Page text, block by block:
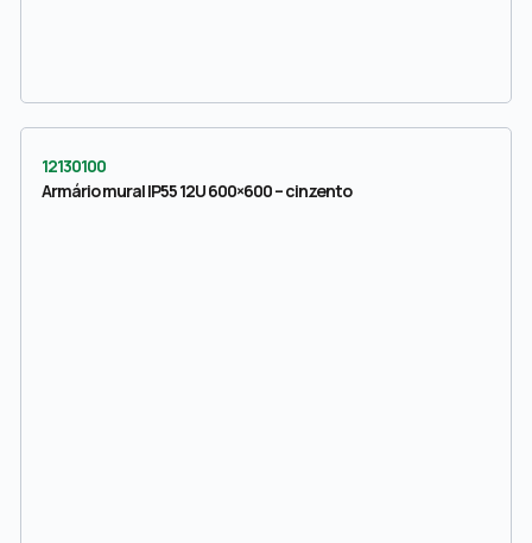
12130100
Armário mural IP55 12U 600×600 – cinzento